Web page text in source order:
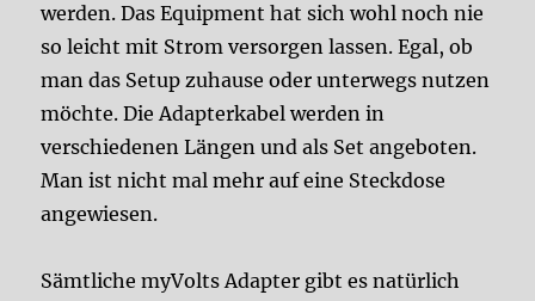
werden. Das Equipment hat sich wohl noch nie
so leicht mit Strom versorgen lassen. Egal, ob
man das Setup zuhause oder unterwegs nutzen
möchte. Die Adapterkabel werden in
verschiedenen Längen und als Set angeboten.
Man ist nicht mal mehr auf eine Steckdose
angewiesen.
Sämtliche myVolts Adapter gibt es natürlich